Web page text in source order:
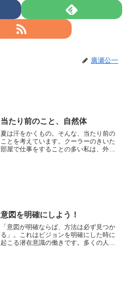
廣瀬公一
当たり前のこと、自然体
夏は汗をかくもの。そんな、当たり前の
ことを考えています。クーラーのきいた
部屋で仕事をすることの多い私は、外に
意図を明確にしよう！
「意図が明確ならば、方法は必ず見つか
る」。これはビジョンを明確にした時に
起こる潜在意識の働きです。多くの人が